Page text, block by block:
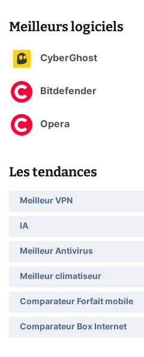
Meilleurs logiciels
CyberGhost
Bitdefender
Opera
Les tendances
Meilleur VPN
IA
Meilleur Antivirus
Meilleur climatiseur
Comparateur Forfait mobile
Comparateur Box Internet